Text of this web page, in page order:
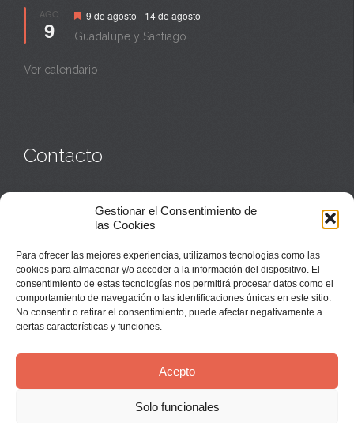
Gestionar el Consentimiento de
las Cookies
Para ofrecer las mejores experiencias, utilizamos tecnologías como las
cookies para almacenar y/o acceder a la información del dispositivo. El
consentimiento de estas tecnologías nos permitirá procesar datos como el
comportamiento de navegación o las identificaciones únicas en este sitio.
No consentir o retirar el consentimiento, puede afectar negativamente a
ciertas características y funciones.
Acepto
Solo funcionales
AGO
9
Destacado
9 de agosto - 14 de agosto
Guadalupe y Santiago
Ver calendario
Contacto
Casa de acogida:609 423 521o949 835 058
Parroquia y sacerdotes:949 835 111
Monasterio:monasterio@buenafuente.org
Información:informacion@buenafuente.org
Casa de acogida:
acogida@buenafuente.org
Ángel Moreno:angel@buenafuente.org
© Buenafuente del Sistal 2025 |